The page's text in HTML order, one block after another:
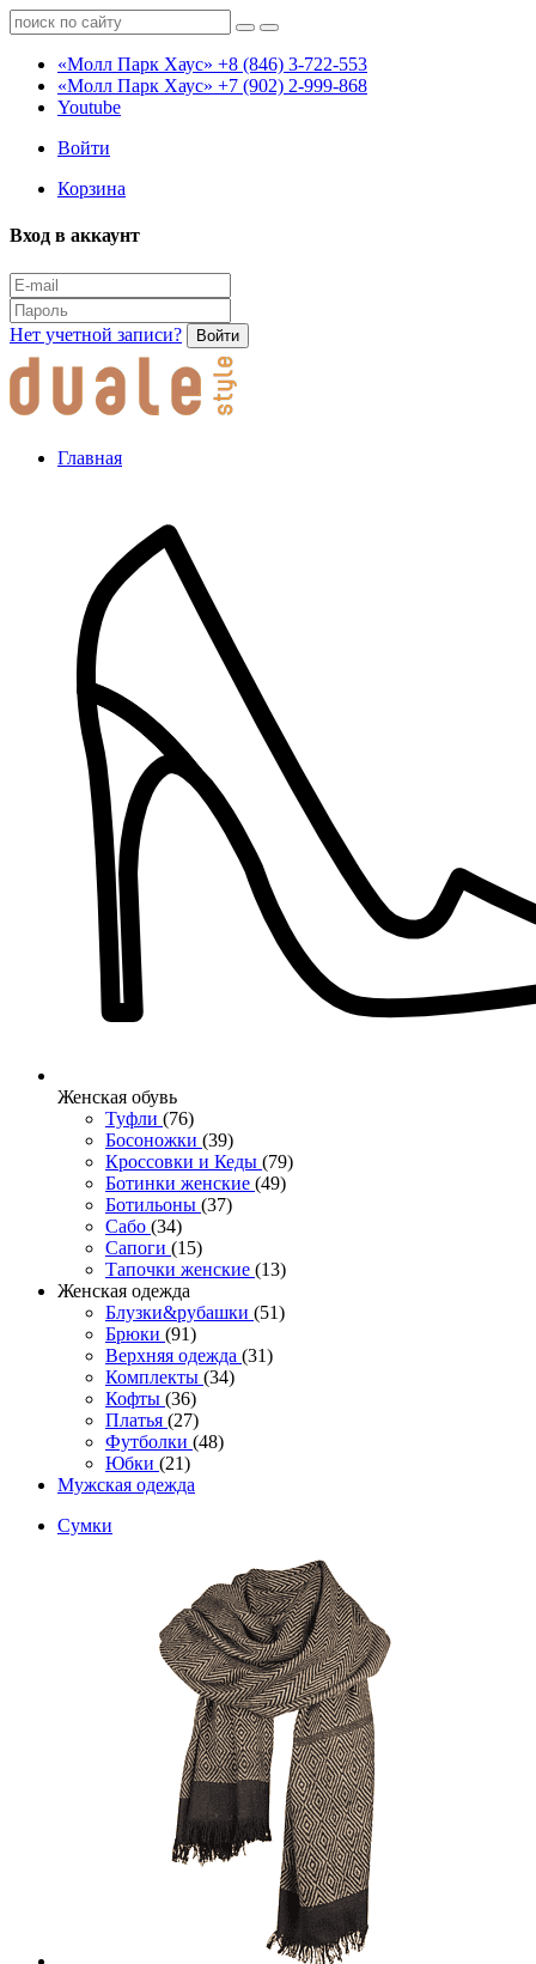
«Молл Парк Хаус» +8 (846) 3-722-553
«Молл Парк Хаус» +7 (902) 2-999-868
Youtube
Войти
Корзина
Вход в аккаунт
Нет учетной записи? Войти
Главная
Женcкая обувь
Туфли (76)
Босоножки (39)
Кроссовки и Кеды (79)
Ботинки женские (49)
Ботильоны (37)
Сабо (34)
Сапоги (15)
Тапочки женские (13)
Женская одежда
Блузки&рубашки (51)
Брюки (91)
Верхняя одежда (31)
Комплекты (34)
Кофты (36)
Платья (27)
Футболки (48)
Юбки (21)
Мужская одежда
Сумки